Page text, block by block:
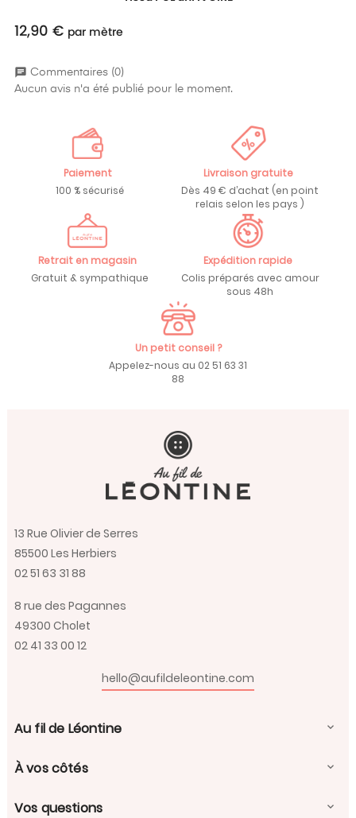
Prix
12,90 € par mètre
chat Commentaires (0)
Aucun avis n'a été publié pour le moment.
Paiement
100 % sécurisé
Livraison gratuite
Dès 49 € d’achat (en point
relais selon les pays )
Retrait en magasin
Gratuit & sympathique
Expédition rapide
Colis préparés avec amour
sous 48h
Un petit conseil ?
Appelez-nous au 02 51 63 31
88
13 Rue Olivier de Serres
85500 Les Herbiers
02 51 63 31 88
8 rue des Pagannes
49300 Cholet
02 41 33 00 12
hello@aufildeleontine.com
Au fil de Léontine 
À vos côtés 
Vos questions 